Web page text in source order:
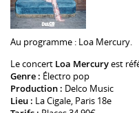
Au programme : Loa Mercury.
Le concert Loa Mercuryest
Genre : Électro pop
Production : Delco Music
Lieu : La Cigale, Paris 18e